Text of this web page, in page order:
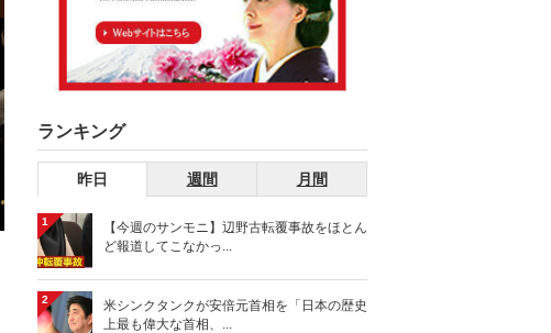
ランキング
昨日 週間 月間
1
【今週のサンモニ】辺野古転覆事故をほとん
ど報道してこなかっ...
2
米シンクタンクが安倍元首相を「日本の歴史
上最も偉大な首相、...